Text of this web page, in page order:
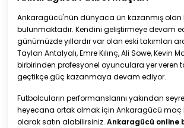
Ankaragücü'nün dünyaca ün kazanmış olan
bulunmaktadır. Kendini geliştirmeye devam
günümüzde yıllardır var olan eski takımları
Taylan Antalyalı, Emre Kılınç, Ali Sowe, Kevin
birbirinden profesyonel oyunculara yer veren
geçtikçe güç kazanmaya devam ediyor.
Futbolcuların performanslarını yakından
heyecana ortak olmak için Ankaragücü maç
olarak satın alabilirsiniz. Ankaragücü online